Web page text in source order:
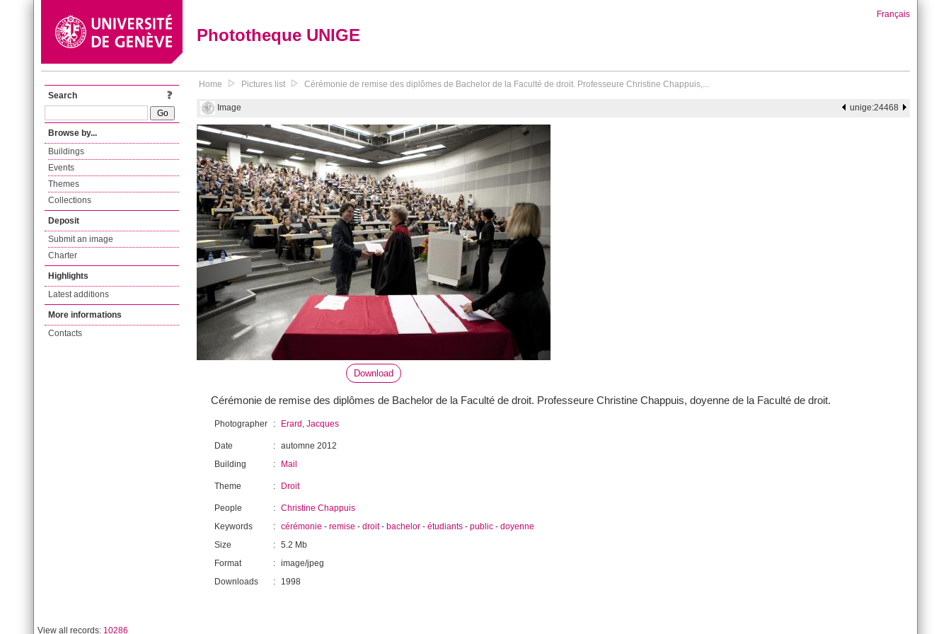
Phototheque UNIGE
Français
Search
Browse by...
Buildings
Events
Themes
Collections
Deposit
Submit an image
Charter
Highlights
Latest additions
More informations
Contacts
Home Pictures list Cérémonie de remise des diplômes de Bachelor de la Faculté de droit. Professeure Christine Chappuis,...
Image unige:24468
Download
Cérémonie de remise des diplômes de Bachelor de la Faculté de droit. Professeure Christine Chappuis, doyenne de la Faculté de droit.
Photographer : Erard, Jacques
Date : automne 2012
Building
: Mail
Theme : Droit
People : Christine Chappuis
Keywords
: cérémonie - remise - droit- bachelor - étudiants - public - doyenne
Size
: 5.2 Mb
Format
: image/jpeg
Downloads
: 1998
View all records: 10286